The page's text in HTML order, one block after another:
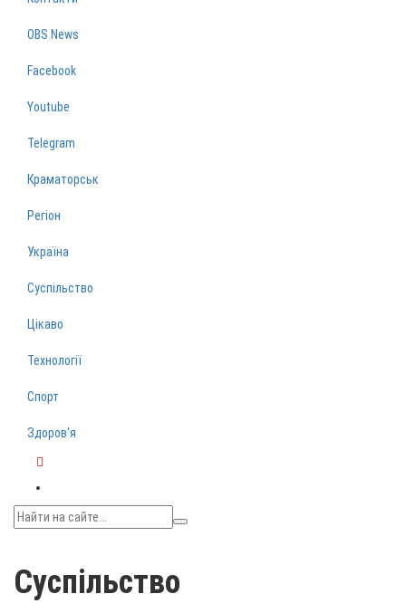
OBS News
Facebook
Youtube
Telegram
Краматорськ
Регіон
Україна
Суспільство
Цікаво
Технології
Спорт
Здоров‘я
Суспільство